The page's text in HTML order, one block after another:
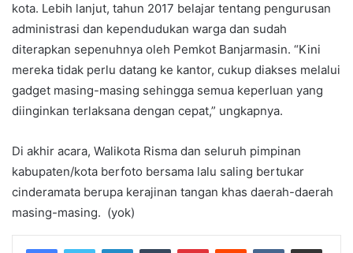
kota. Lebih lanjut, tahun 2017 belajar tentang pengurusan
administrasi dan kependudukan warga dan sudah
diterapkan sepenuhnya oleh Pemkot Banjarmasin. “Kini
mereka tidak perlu datang ke kantor, cukup diakses melalui
gadget masing-masing sehingga semua keperluan yang
diinginkan terlaksana dengan cepat,” ungkapnya.
Di akhir acara, Walikota Risma dan seluruh pimpinan
kabupaten/kota berfoto bersama lalu saling bertukar
cinderamata berupa kerajinan tangan khas daerah-daerah
masing-masing. (yok)
LinkedInTumblr PinterestReddit VKontakteShare via Email